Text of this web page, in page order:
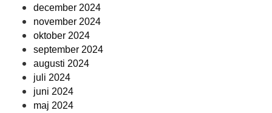
december 2024
november 2024
oktober 2024
september 2024
augusti 2024
juli 2024
juni 2024
maj 2024